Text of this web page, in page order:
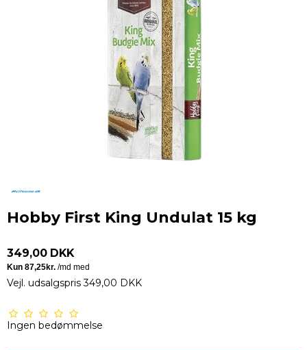
Hobby First King Undulat 15 kg
349,00 DKK
Vejl. udsalgspris 349,00 DKK
Ingen bedømmelse